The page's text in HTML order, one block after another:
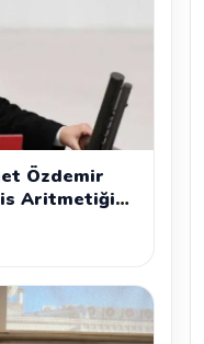
Özdemir
Aritmetiği